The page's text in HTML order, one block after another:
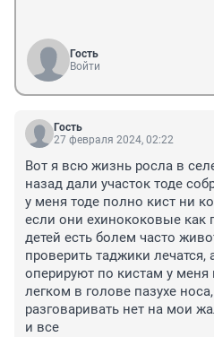
Гость
Войти
Гость
27 февраля 2024, 02:22
Вот я всю жизнь росла в
назад дали участок тоде
у меня тоде полно кист ни
если они ехинококовые как
детей есть болем часто
проверить таджики лечатся,
оперируют по кистам у меня
легком в голове пазухе
разговаривать нет на мои
и все